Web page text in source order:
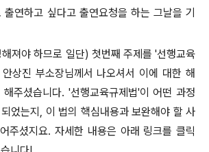
연하고 싶다고 출연요청을 하는 그날을 기
져야 하므로 일단) 첫번째 주제를 '선행교육
상진 부소장님께서 나오셔서 이에 대한 해
주셨습니다. '선행교육규제법'이 어떤 과정
었는지, 이 법의 핵심내용과 보완해야 할 사
주셨지요. 자세한 내용은 아래 링크를 클릭